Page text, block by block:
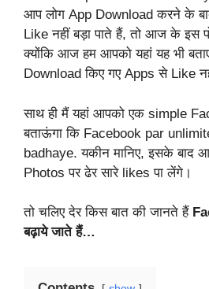
आप लोग App Download करने के
Like नहीं बड़ा पाते हैं, तो आज के इस
क्योंकि आज हम आपको यहां यह भी
Download किए गए Apps से Like
साथ ही मैं यहां आपको एक simple
बताऊंगा कि Facebook par
badhaye. यकीन मानिए, इसके बाद
Photos पर ढेर सारे likes पा लेंगे।
तो चलिए देर किस बात की जानते हैं
बढ़ाये जाते हैं…